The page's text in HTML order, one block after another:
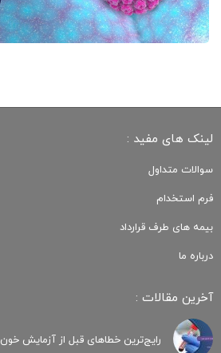
لینک های مفید :
سوالات متداول
فرم استخدام
بیمه های طرف قرارداد
درباره ما
آخرین مقالات :
رایج‌ترین خطاهای قبل از آزمایش خون